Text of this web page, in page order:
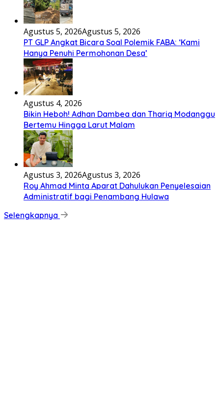
Agustus 5, 2026Agustus 5, 2026
PT GLP Angkat Bicara Soal Polemik FABA: ‘Kami
Hanya Penuhi Permohonan Desa’
Agustus 4, 2026
Bikin Heboh! Adhan Dambea dan Thariq Modanggu
Bertemu Hingga Larut Malam
Agustus 3, 2026Agustus 3, 2026
Roy Ahmad Minta Aparat Dahulukan Penyelesaian
Administratif bagi Penambang Hulawa
Selengkapnya